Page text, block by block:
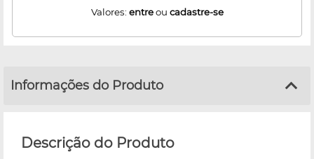
Valores: entreou cadastre-se
Informações do Produto
Descrição do Produto